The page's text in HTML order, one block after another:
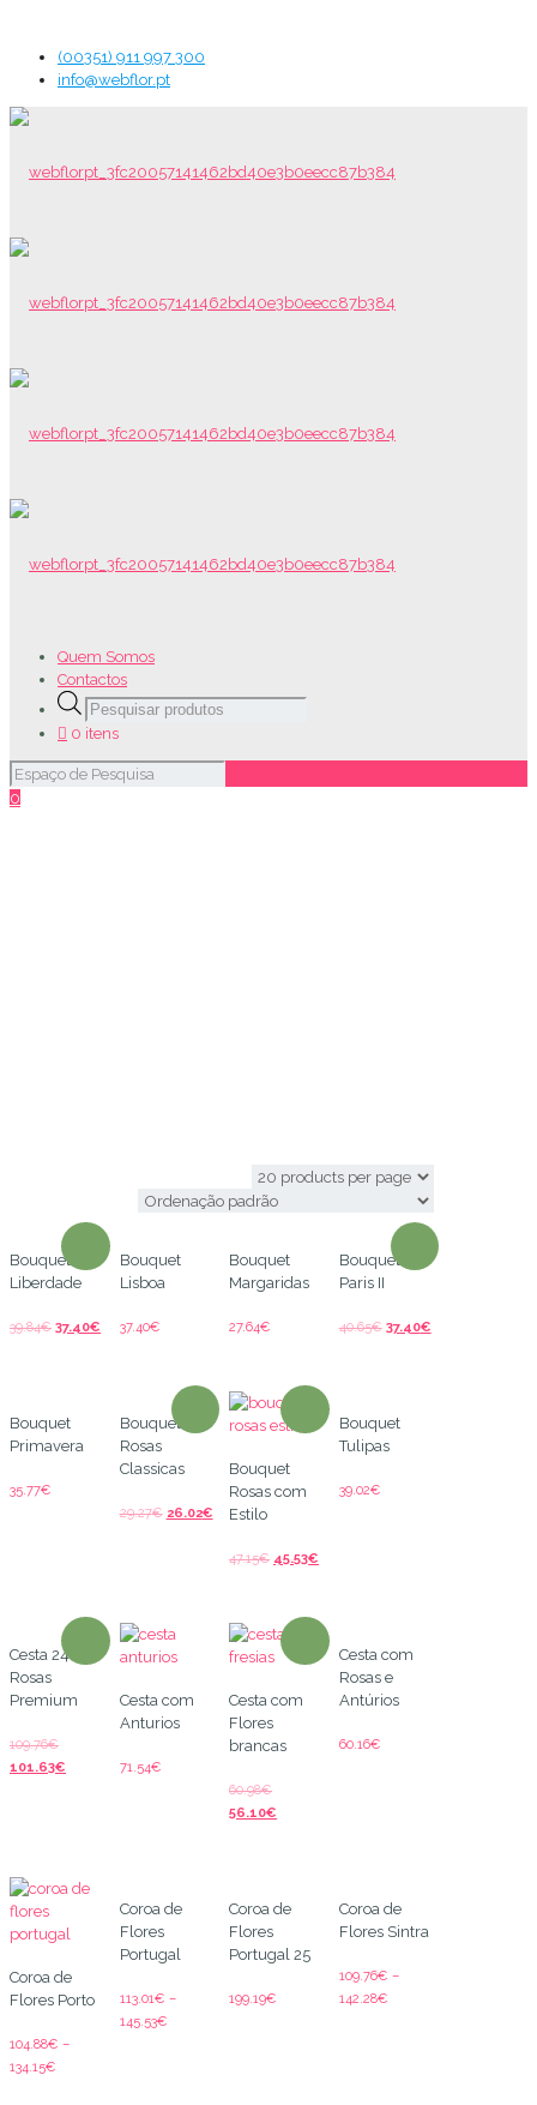
(00351) 911 997 300
info@webflor.pt
Quem Somos
Contactos
Products
search
0 itens
0
Bouquet
Liberdade
39.84€ 37.40€
Bouquet
Lisboa
37.40€
Bouquet
Margaridas
27.64€
Bouquet
Paris II
40.65€ 37.40€
Bouquet
Primavera
35.77€
Bouquet
Rosas
Classicas
29.27€ 26.02€
Bouquet
Rosas com
Estilo
47.15€ 45.53€
Bouquet
Tulipas
39.02€
Cesta 24
Rosas
Premium
109.76€
101.63€
Cesta com
Anturios
71.54€
Cesta com
Flores
brancas
60.98€
56.10€
Cesta com
Rosas e
Antúrios
60.16€
Coroa de
Flores Porto
104.88€ –
134.15€
Coroa de
Flores
Portugal
113.01€ –
145.53€
Coroa de
Flores
Portugal 25
199.19€
Coroa de
Flores Sintra
109.76€ –
142.28€